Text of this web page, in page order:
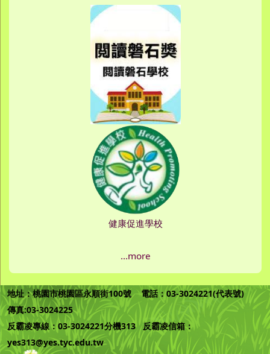
健康促進學校
...more
地址：桃園市桃園區永順街100號 電話：03-3024221(代表號)
傳真:03-3024225
反霸凌專線：03-3024221分機313 反霸凌信箱：
yes313@yes.tyc.edu.tw